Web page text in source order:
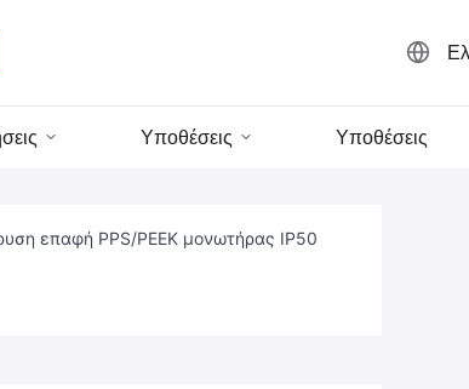
Υποθέσεις Υποθέσεις
επαφή PPS/PEEK μονωτήρας IP50